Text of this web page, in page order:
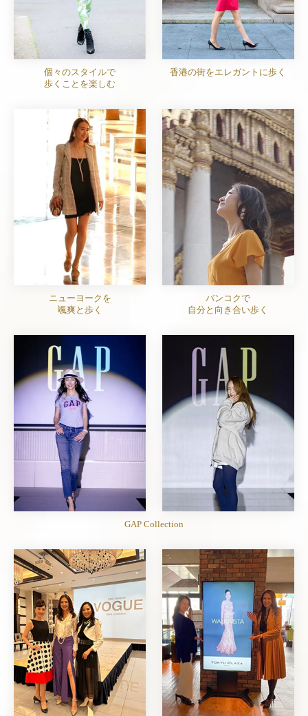
個々のスタイルで
歩くことを楽しむ
香港の街をエレガントに歩く
ニューヨークを
颯爽と歩く
バンコクで
自分と向き合い歩く
GAP Collection